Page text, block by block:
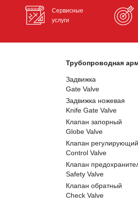
Сервисные
услуги
Трубопроводная
Задвижка
Gate Valve
Задвижка ножевая
Knife Gate Valve
Клапан запорный
Globe Valve
Клапан регулирующий
Control Valve
Клапан
Safety Valve
Клапан обратный
Check Valve